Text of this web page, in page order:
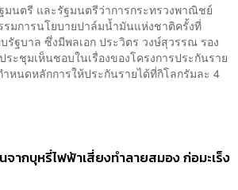
นตรี และรัฐมนตรีว่าการกระทรวงพาณิชย์
มการนโยบายปาล์มน้ำมันแห่งชาติครั้งที่
รัฐบาล ซึ่งมีพลเอก ประวิตร วงษ์สุวรรณ รอง
ะชุมเห็นชอบในเรื่องของโครงการประกันราย
หนดหลักการให้ประกันรายได้ที่กิโลกรัมละ 4
ากบุหรี่ไฟฟ้าเสี่ยงทำลายสมอง ก่อมะเร็ง